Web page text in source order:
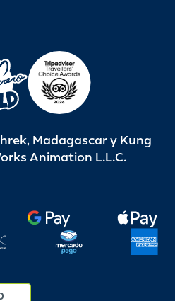
Madagascar y Kung
Animation L.L.C.